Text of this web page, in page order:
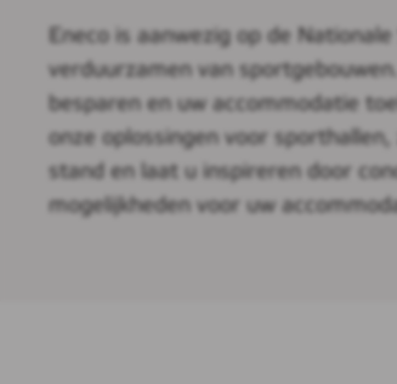
Eneco is aanwezig op de
verduurzamen van
besparen en uw accommodatie
onze oplossingen voor
stand en laat u inspireren door
mogelijkheden voor uw